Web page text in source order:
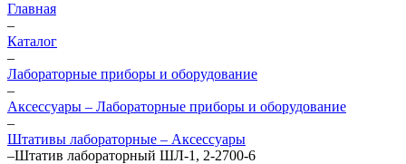
Главная
–
Каталог
–
Лабораторные приборы и оборудование
–
Аксессуары – Лабораторные приборы и оборудование
–
Штативы лабораторные – Аксессуары
–Штатив лабораторный ШЛ-1, 2-2700-6